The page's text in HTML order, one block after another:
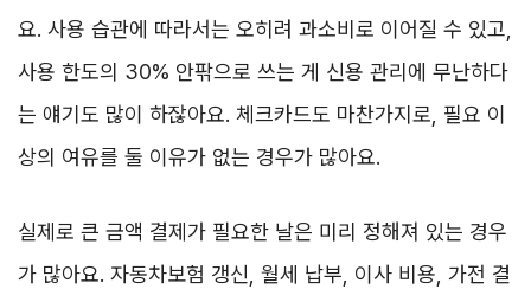
요. 사용 습관에 따라서는 오히려 과소비로 이어질 수 있고,
사용 한도의 30% 안팎으로 쓰는 게 신용 관리에 무난하다
는 얘기도 많이 하잖아요. 체크카드도 마찬가지로, 필요 이
상의 여유를 둘 이유가 없는 경우가 많아요.
실제로 큰 금액 결제가 필요한 날은 미리 정해져 있는 경우
가 많아요. 자동차보험 갱신, 월세 납부, 이사 비용, 가전 결